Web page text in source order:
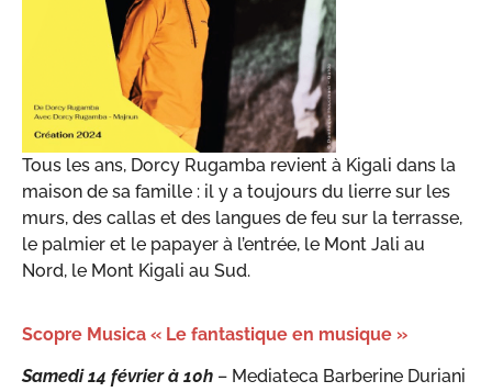
Tous les ans, Dorcy Rugamba revient à Kigali dans la
maison de sa famille : il y a toujours du lierre sur les
murs, des callas et des langues de feu sur la terrasse,
le palmier et le papayer à l’entrée, le Mont Jali au
Nord, le Mont Kigali au Sud.
Scopre Musica « Le fantastique en musique »
Samedi 14 février à 10h – Mediateca Barberine Duriani